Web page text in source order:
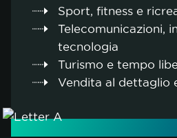
Sport, fitness e
Telecomunicazioni,
tecnologia
Turismo e tempo
Vendita al dettaglio